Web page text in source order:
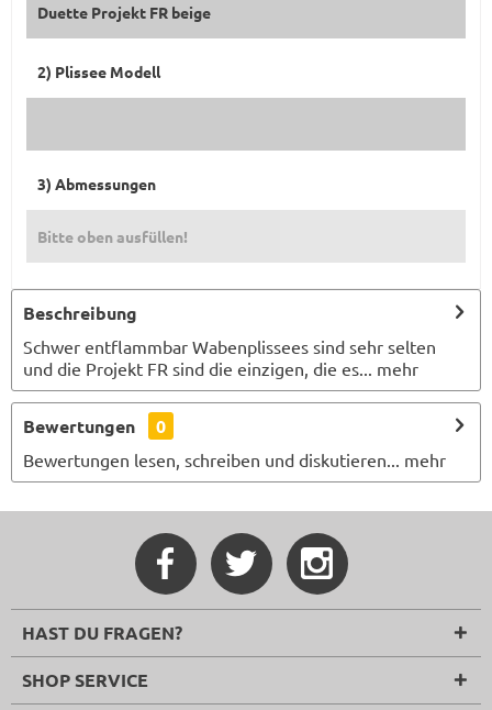
Duette Projekt FR beige
2) Plissee Modell
3) Abmessungen
Bitte oben ausfüllen!
Beschreibung
Schwer entflammbar Wabenplissees sind sehr selten
und die Projekt FR sind die einzigen, die es...
mehr
Bewertungen 0
Bewertungen lesen, schreiben und diskutieren... mehr
HAST DU FRAGEN?
SHOP SERVICE